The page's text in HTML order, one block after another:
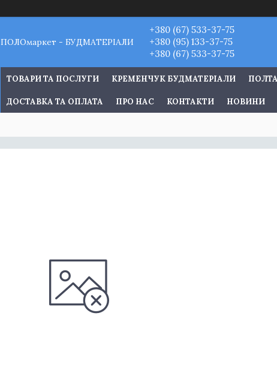
ПОЛОмаркет - БУДМАТЕРІАЛИ
+380 (67) 533-37-75
+380 (95) 133-37-75
+380 (67) 533-37-75
ТОВАРИ ТА ПОСЛУГИ КРЕМЕНЧУК БУДМАТЕРІАЛИ
ДОСТАВКА ТА ОПЛАТА ПРО НАС КОНТАКТИ НОВИНИ